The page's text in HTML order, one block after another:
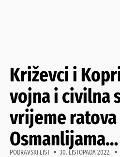
Križevci i
vojna i civilna
vrijeme ratova
Osmanlijama…
PODRAVSKI LIST 30. LISTOPADA 2022.